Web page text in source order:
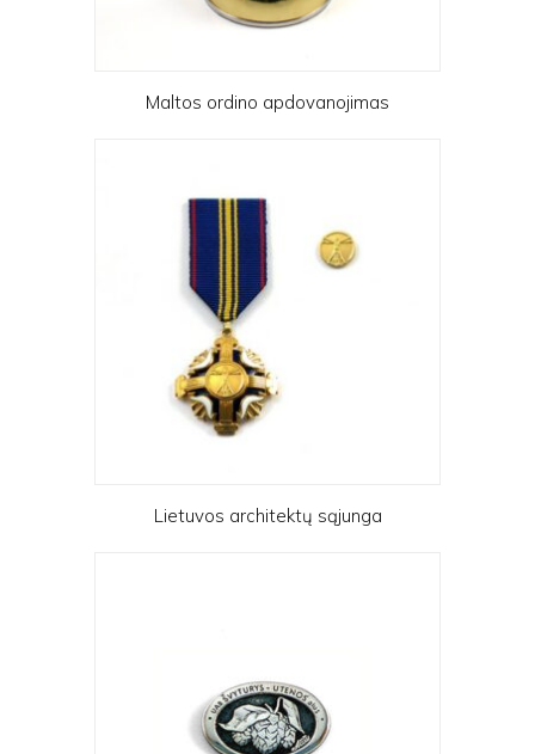
Maltos ordino apdovanojimas
Lietuvos architektų sąjunga